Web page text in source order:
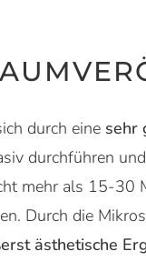
durch eine sehr
durchführen
mehr als 15-30
Durch die
ästhetische